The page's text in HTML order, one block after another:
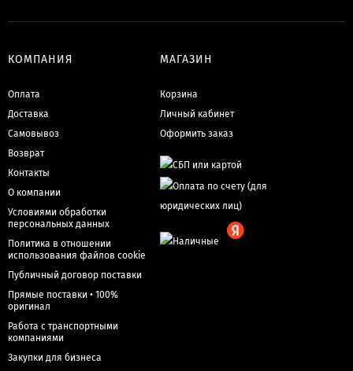
КОМПАНИЯ
Оплата
Доставка
Самовывоз
Возврат
Контакты
О компании
Условиями обработки
персональных данных
Политика в отношении
использования файлов cookie
Публичный договор поставки
Прямые поставки • 100%
оригинал
Работа с транспортными
компаниями
Закупки для бизнеса
МАГАЗИН
Корзина
Личный кабинет
Оформить заказ